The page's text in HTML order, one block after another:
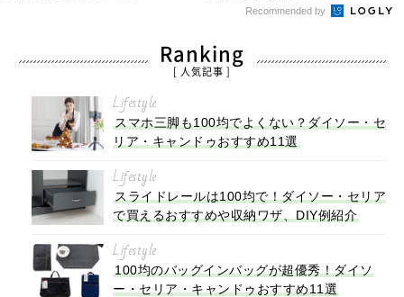
Recommended by
Ranking
[ 人気記事 ]
Lifestyle
スマホ三脚も100均でよくない？ダイソー・セ
リア・キャンドゥおすすめ11選
Lifestyle
スライドレールは100均で！ダイソー・セリア
で買えるおすすめや収納ワザ、DIY例紹介
Lifestyle
100均のバッグインバッグが超優秀！ダイソ
ー・セリア・キャンドゥおすすめ11選